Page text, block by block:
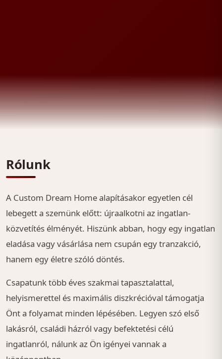
Rólunk
A Custom Dream Home alapításakor egyetlen cél
lebegett a szemünk előtt: újraalkotni az ingatlan-
közvetítés élményét. Hiszünk abban, hogy egy ingatlan
eladása vagy vásárlása nem csupán egy tranzakció,
hanem egy életre szóló döntés.
Csapatunk több éves szakmai tapasztalattal,
helyismerettel és maximális diszkrécióval támogatja
Önt a folyamat minden lépésében. Legyen szó első
lakásról, családi házról vagy befektetési célú
ingatlanról, nálunk az Ön igényei vannak a